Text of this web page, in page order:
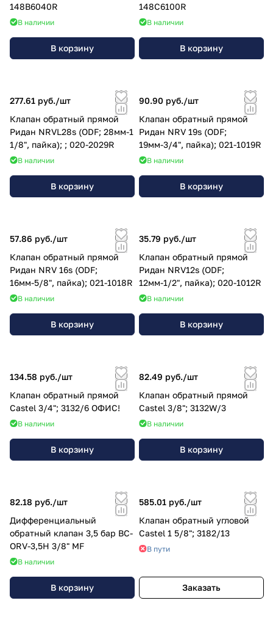
148B6040R
В наличии
В корзину
148C6100R
В наличии
В корзину
277.61 руб./шт
Клапан обратный прямой
Ридан NRVL28s (ODF; 28мм-1
1/8", пайка); ; 020-2029R
В наличии
В корзину
90.90 руб./шт
Клапан обратный прямой
Ридан NRV 19s (ODF;
19мм-3/4", пайка); 021-1019R
В наличии
В корзину
57.86 руб./шт
Клапан обратный прямой
Ридан NRV 16s (ODF;
16мм-5/8", пайка); 021-1018R
В наличии
В корзину
35.79 руб./шт
Клапан обратный прямой
Ридан NRV12s (ODF;
12мм-1/2", пайка); 020-1012R
В наличии
В корзину
134.58 руб./шт
Клапан обратный прямой
Castel 3/4"; 3132/6 ОФИС!
В наличии
В корзину
82.49 руб./шт
Клапан обратный прямой
Castel 3/8"; 3132W/3
В наличии
В корзину
82.18 руб./шт
Дифференциальный
обратный клапан 3,5 бар BC-
ORV-3,5H 3/8" MF
В наличии
В корзину
585.01 руб./шт
Клапан обратный угловой
Castel 1 5/8"; 3182/13
В пути
Заказать